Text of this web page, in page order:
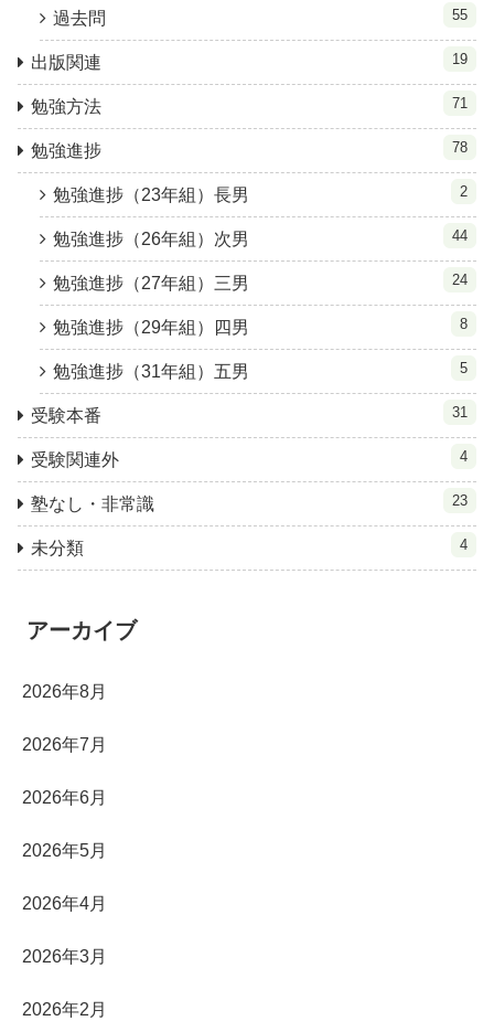
過去問 55
出版関連 19
勉強方法 71
勉強進捗 78
勉強進捗（23年組）長男 2
勉強進捗（26年組）次男 44
勉強進捗（27年組）三男 24
勉強進捗（29年組）四男 8
勉強進捗（31年組）五男 5
受験本番 31
受験関連外 4
塾なし・非常識 23
未分類 4
アーカイブ
2026年8月
2026年7月
2026年6月
2026年5月
2026年4月
2026年3月
2026年2月